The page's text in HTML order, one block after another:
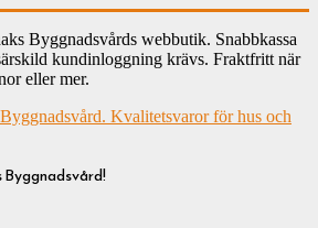
Byggnadsvårds webbutik. Snabbkassa
kundinloggning krävs. Fraktfritt när
eller mer.
Byggnadsvård!